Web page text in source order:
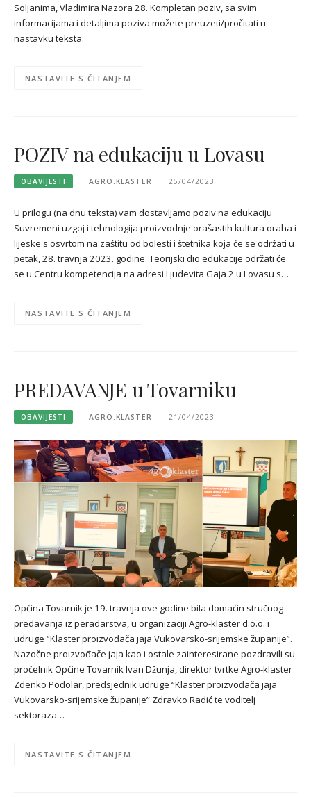
Soljanima, Vladimira Nazora 28. Kompletan poziv, sa svim
informacijama i detaljima poziva možete preuzeti/pročitati u
nastavku teksta:
NASTAVITE S ČITANJEM
POZIV na edukaciju u Lovasu
OBAVIJESTI AGRO.KLASTER 25/04/2023
U prilogu (na dnu teksta) vam dostavljamo poziv na edukaciju
Suvremeni uzgoj i tehnologija proizvodnje orašastih kultura oraha i
lijeske s osvrtom na zaštitu od bolesti i štetnika koja će se održati u
petak, 28. travnja 2023. godine. Teorijski dio edukacije održati će
se u Centru kompetencija na adresi Ljudevita Gaja 2 u Lovasu s…
NASTAVITE S ČITANJEM
PREDAVANJE u Tovarniku
OBAVIJESTI AGRO.KLASTER 21/04/2023
Općina Tovarnik je 19. travnja ove godine bila domaćin stručnog
predavanja iz peradarstva, u organizaciji Agro-klaster d.o.o. i
udruge “Klaster proizvođača jaja Vukovarsko-srijemske županije”.
Nazočne proizvođače jaja kao i ostale zainteresirane pozdravili su
pročelnik Općine Tovarnik Ivan Džunja, direktor tvrtke Agro-klaster
Zdenko Podolar, predsjednik udruge “Klaster proizvođača jaja
Vukovarsko-srijemske županije” Zdravko Radić te voditelj
sektoraza…
NASTAVITE S ČITANJEM